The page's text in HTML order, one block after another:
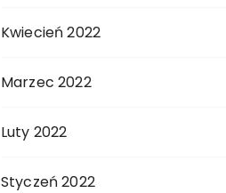
Kwiecień 2022
Marzec 2022
Luty 2022
Styczeń 2022